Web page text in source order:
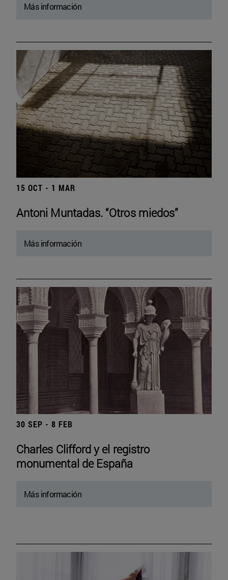
Más información
15 OCT - 1 MAR
Antoni Muntadas. “Otros miedos”
Más información
30 SEP - 8 FEB
Charles Clifford y el registro
monumental de España
Más información